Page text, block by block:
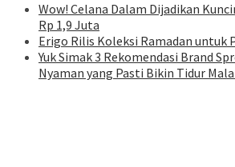
Wow! Celana Dalam Dijadikan
Rp 1,9 Juta
Erigo Rilis Koleksi Ramadan untuk
Yuk Simak 3 Rekomendasi Brand
Nyaman yang Pasti Bikin Tidur